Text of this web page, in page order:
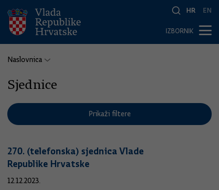
HR EN
IZBORNIK
Naslovnica
Sjednice
Prikaži filtere
270. (telefonska) sjednica Vlade
Republike Hrvatske
12.12.2023.